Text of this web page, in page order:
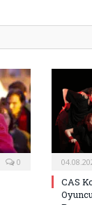
0
CAS